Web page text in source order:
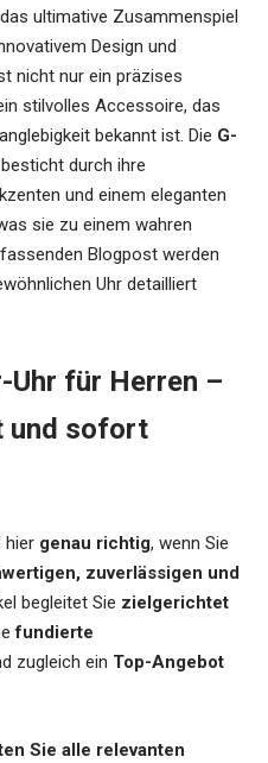
ultimative Zusammenspiel
Design und
nicht nur ein präzises
stilvolles Accessoire, das
bekannt ist. Die G-
besticht durch ihre
und einem eleganten
sie zu einem wahren
Blogpost werden
Uhr detailliert
Uhr für Herren –
und sofort
hier genau richtig, wenn Sie
zuverlässigen und
begleitet Sie zielgerichtet
fundierte
zugleich ein Top-Angebot
Sie alle relevanten